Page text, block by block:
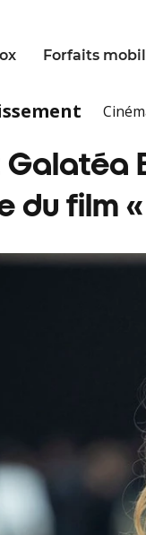
Forfaits
Galatéa
du film